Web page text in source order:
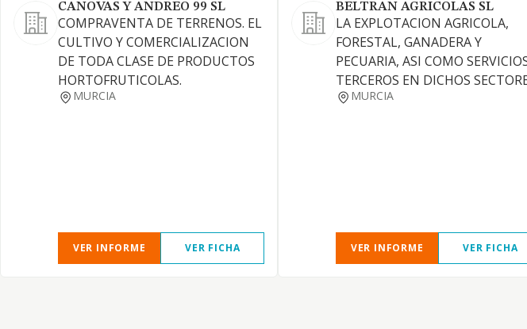
CANOVAS Y ANDREO 99 SL
COMPRAVENTA DE TERRENOS. EL
CULTIVO Y COMERCIALIZACION
DE TODA CLASE DE PRODUCTOS
HORTOFRUTICOLAS.
MURCIA
VER INFORME VER FICHA
BELTRAN AGRICOLAS SL
LA EXPLOTACION AGRICOLA,
FORESTAL, GANADERA Y
PECUARIA, ASI COMO
TERCEROS EN DICHOS
MURCIA
VER INFORME VER FICHA